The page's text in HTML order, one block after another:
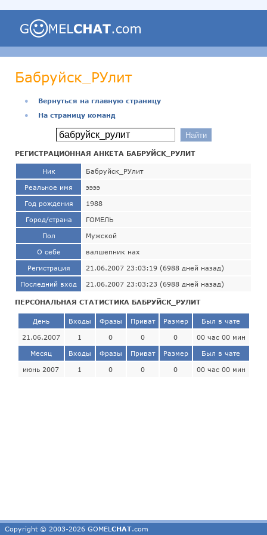
Бабруйск_РУлит
●
Вернуться на главную страницу
●
На страницу команд
РЕГИСТРАЦИОННАЯ АНКЕТА БАБРУЙСК_РУЛИТ
Ник Бабруйск_РУлит
Реальное имя ээээ
Год рождения 1988
Город/страна ГОМЕЛЬ
Пол Мужской
О себе валшепник нах
Регистрация 21.06.2007 23:03:19 (6988 дней назад)
Последний вход 21.06.2007 23:03:23 (6988 дней назад)
ПЕРСОНАЛЬНАЯ СТАТИСТИКА БАБРУЙСК_РУЛИТ
День Входы Фразы Приват Размер Был в чате
21.06.2007 1 0 0 0 00 час 00 мин
Месяц Входы Фразы Приват Размер Был в чате
июнь 2007 1 0 0 0 00 час 00 мин
Copyright © 2003-2026 GOMEL CHAT.com